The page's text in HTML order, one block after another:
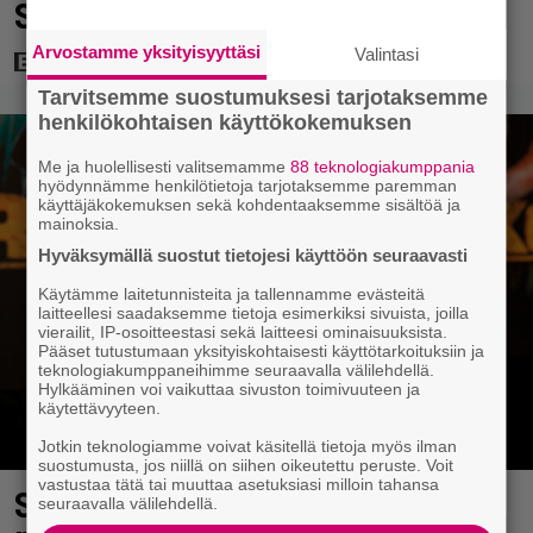
Suomessa 4017 katsojaa
Sonja Aiello hullaantui elämään
Arvostamme yksityisyyttäsi Valintasi
Tarvitsemme suostumuksesi tarjotaksemme
henkilökohtaisen käyttökokemuksen
Me ja huolellisesti valitsemamme88 teknologiakumppania
hyödynnämme henkilötietoja tarjotaksemme paremman
käyttäjäkokemuksen sekä kohdentaaksemme sisältöä ja
mainoksia.
Hyväksymällä suostut tietojesi käyttöön seuraavasti
Käytämme laitetunnisteita ja tallennamme evästeitä
laitteellesi saadaksemme tietoja esimerkiksi sivuista, joilla
vierailit, IP-osoitteestasi sekä laitteesi ominaisuuksista.
Pääset tutustumaan yksityiskohtaisesti käyttötarkoituksiin ja
teknologiakumppaneihimme seuraavalla välilehdellä.
Hylkääminen voi vaikuttaa sivuston toimivuuteen ja
käytettävyyteen.
Jotkin teknologiamme voivat käsitellä tietoja myös ilman
suostumusta, jos niillä on siihen oikeutettu peruste. Voit
vastustaa tätä tai muuttaa asetuksiasi milloin tahansa
seuraavalla välilehdellä.